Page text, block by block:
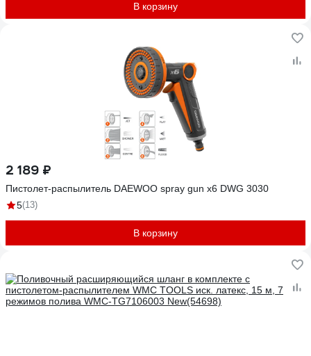
В корзину
2 189 ₽
Пистолет-распылитель DAEWOO spray gun x6 DWG 3030
5(13)
В корзину